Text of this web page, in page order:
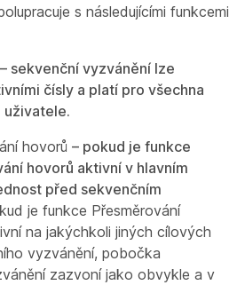
s následujícími funkcemi
– sekvenční vyzvánění lze
čísly a platí pro všechna
uživatele.
hovorů – pokud je funkce
hovorů aktivní v hlavním
před sekvenčním
je funkce Přesměrování
na jakýchkoli jiných cílových
vyzvánění, pobočka
zazvoní jako obvykle a v